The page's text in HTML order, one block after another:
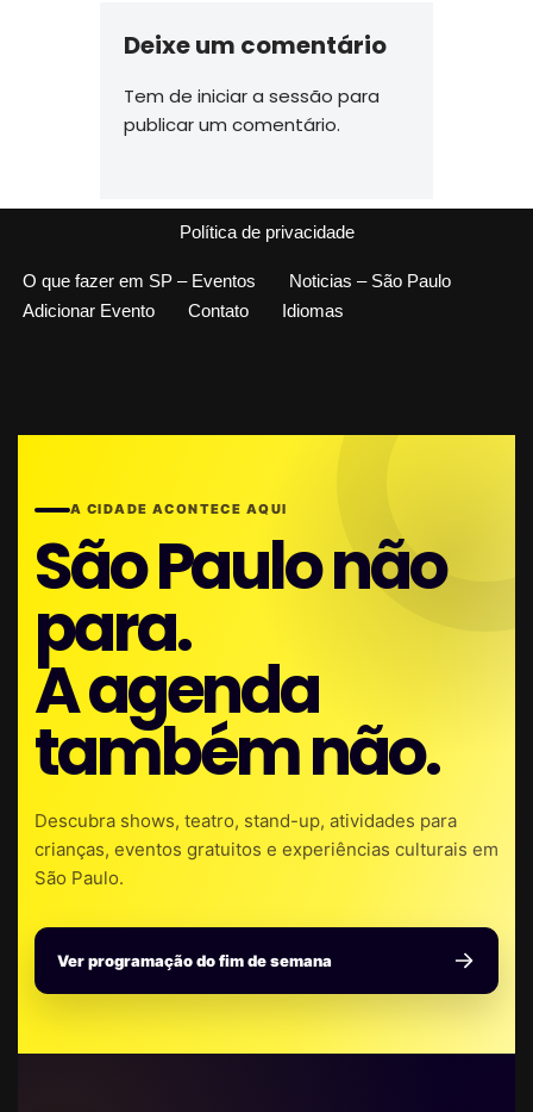
Deixe um comentário
Tem de iniciar a sessão para
publicar um comentário.
Política de privacidade
O que fazer em SP – Eventos
Noticias – São Paulo
Adicionar Evento
Contato Idiomas
A CIDADE ACONTECE AQUI
São Paulo não
para.
A agenda
também não.
Descubra shows, teatro, stand-up, atividades para
crianças, eventos gratuitos e experiências culturais em
São Paulo.
Ver programação do fim de semana